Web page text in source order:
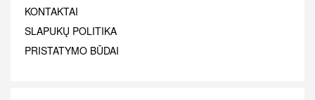
KONTAKTAI
SLAPUKŲ POLITIKA
PRISTATYMO BŪDAI